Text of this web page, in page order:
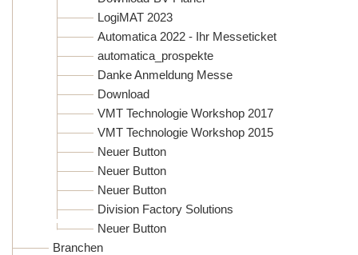
LogiMAT 2023
Automatica 2022 - Ihr Messeticket
automatica_prospekte
Danke Anmeldung Messe
Download
VMT Technologie Workshop 2017
VMT Technologie Workshop 2015
Neuer Button
Neuer Button
Neuer Button
Division Factory Solutions
Neuer Button
Branchen